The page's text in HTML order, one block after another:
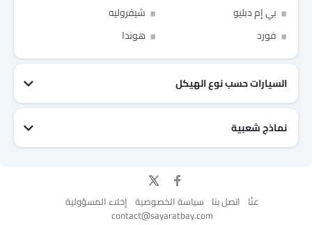
بي إم دبليو
شيفروليه
فورد
هوندا
السيارات حسب نوع الهيكل
نماذج شعبية
عنّا اتصل بنا سياسة الخصوصية إخلاء المسؤولية
contact@sayaratbay.com
for Better Experience & Regular updates
I have read and agree to theشروط الاستخدامand سياسة